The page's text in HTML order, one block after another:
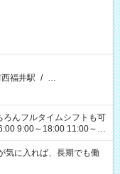
福井駅 / …
9:00～18:00 11:00～
※法令に基づき、週20時
なります ※労働者派遣法
に入れば、長期でも働